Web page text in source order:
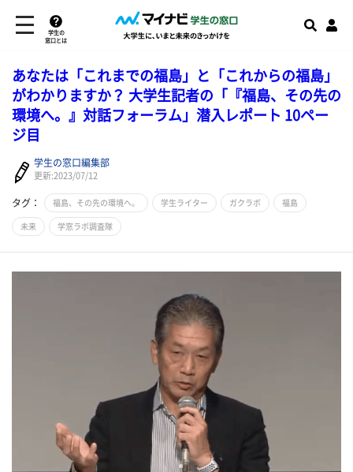
学生の
窓口とは
あなたは「これまでの福島」と「これからの福島」
がわかりますか？ 大学生記者の「『福島、その先の
環境へ。』対話フォーラム」潜入レポート 10ペー
ジ目
学生の窓口編集部
更新:2023/07/12
タグ： 福島、その先の環境へ。 学生ライター ガクラボ 福島
未来 学窓ラボ調査隊